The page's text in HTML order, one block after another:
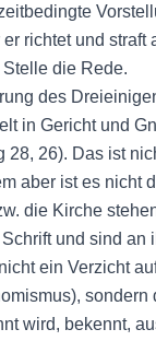
richtet und
die Rede.
des
in Gericht und
28, 26). Das ist
aber ist es
die Kirche
und sind an
ein Verzicht
wird, bekennt,